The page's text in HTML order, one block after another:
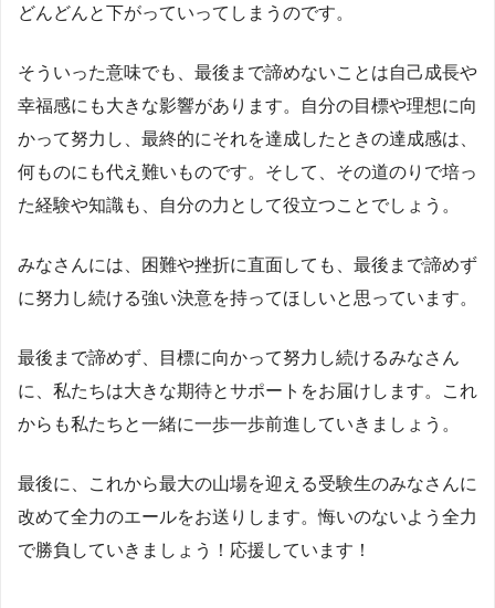
どんどんと下がっていってしまうのです。
そういった意味でも、最後まで諦めないことは自己成長や
幸福感にも大きな影響があります。自分の目標や理想に向
かって努力し、最終的にそれを達成したときの達成感は、
何ものにも代え難いものです。そして、その道のりで培っ
た経験や知識も、自分の力として役立つことでしょう。
みなさんには、困難や挫折に直面しても、最後まで諦めず
に努力し続ける強い決意を持ってほしいと思っています。
最後まで諦めず、目標に向かって努力し続けるみなさん
に、私たちは大きな期待とサポートをお届けします。これ
からも私たちと一緒に一歩一歩前進していきましょう。
最後に、これから最大の山場を迎える受験生のみなさんに
改めて全力のエールをお送りします。悔いのないよう全力
で勝負していきましょう！応援しています！